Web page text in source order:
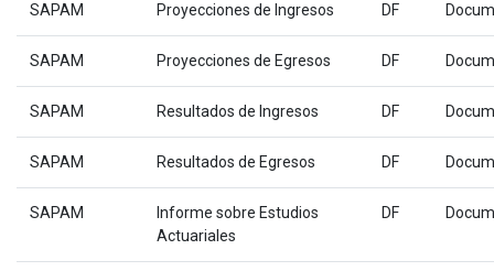
SAPAM Proyecciones de Ingresos DF
SAPAM Proyecciones de Egresos DF
SAPAM Resultados de Ingresos DF
SAPAM Resultados de Egresos DF
SAPAM
Informe sobre Estudios
Actuariales
DF